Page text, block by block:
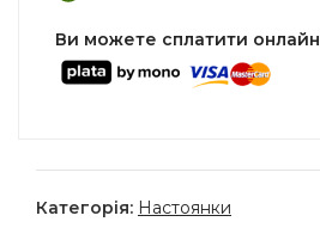
Ви можете сплатити онлайн
Категорія: Настоянки